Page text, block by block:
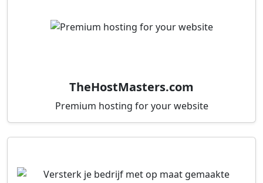
TheHostMasters.com
Premium hosting for your website